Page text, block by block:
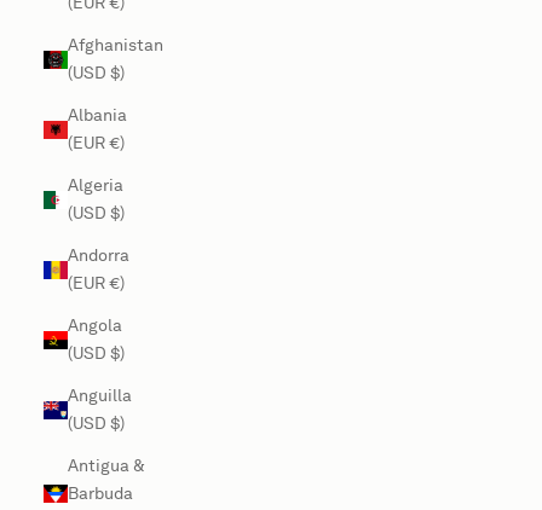
Afghanistan
(USD $)
Albania
(EUR €)
Algeria
(USD $)
Andorra
(EUR €)
Angola
(USD $)
Anguilla
(USD $)
Antigua &
Barbuda